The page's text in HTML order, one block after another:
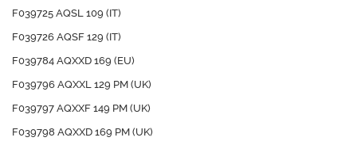
F039725 AQSL 109 (IT)
F039726 AQSF 129 (IT)
F039784 AQXXD 169 (EU)
F039796 AQXXL 129 PM (UK)
F039797 AQXXF 149 PM (UK)
F039798 AQXXD 169 PM (UK)